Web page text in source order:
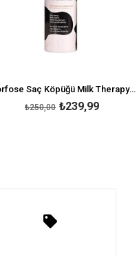
Morfose Saç Köpüğü Milk Therapy 200 ml
₺239,99
₺250,00